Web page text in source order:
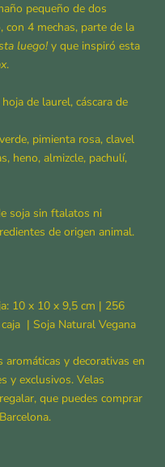
pequeño de dos
con 4 mechas, parte de la
luego!y que inspiró esta
.
de laurel, cáscara de
pimienta rosa, clavel
heno, almizcle, pachulí,
soja sin ftalatos ni
de origen animal.
10 x 10 x 9,5 cm | 256
| Soja Natural Vegana
aromáticas y decorativas en
y exclusivos. Velas
que puedes comprar